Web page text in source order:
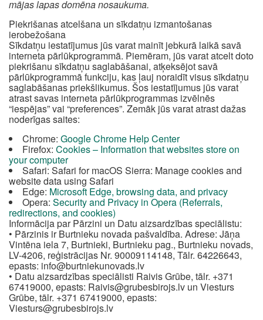
mājas lapas domēna nosaukuma.
Piekrišanas atcelšana un sīkdatņu izmantošanas
ierobežošana
Sīkdatņu iestatījumus jūs varat mainīt jebkurā laikā savā
interneta pārlūkprogrammā. Piemēram, jūs varat atcelt doto
piekrišanu sīkdatņu saglabāšanai, atķeksējot savā
pārlūkprogrammā funkciju, kas ļauj noraidīt visus sīkdatņu
saglabāšanas priekšlikumus. Šos iestatījumus jūs varat
atrast savas interneta pārlūkprogrammas izvēlnēs
“iespējas” vai “preferences”. Zemāk jūs varat atrast dažas
noderīgas saites:
Chrome: Google Chrome Help Center
Firefox: Cookies – Information that websites store on
your computer
Safari: Safari for macOS Sierra: Manage cookies and
website data using Safari
Edge: Microsoft Edge, browsing data, and privacy
Opera: Security and Privacy in Opera (Referrals,
redirections, and cookies)
Informācija par Pārzini un Datu aizsardzības speciālistu:
• Pārzinis ir Burtnieku novada pašvaldība. Adrese: Jāņa
Vintēna iela 7, Burtnieki, Burtnieku pag., Burtnieku novads,
LV-4206, reģistrācijas Nr. 90009114148, Tālr. 64226643,
epasts: info@burtniekunovads.lv
• Datu aizsardzības speciālisti Raivis Grūbe, tālr. +371
67419000, epasts: Raivis@grubesbirojs.lv un Viesturs
Grūbe, tālr. +371 67419000, epasts:
Viesturs@grubesbirojs.lv